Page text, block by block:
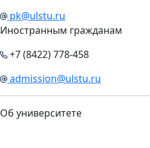
pk@ulstu.ru
Иностранным гражданам
+7 (8422) 778-458
admission@ulstu.ru
Об университете